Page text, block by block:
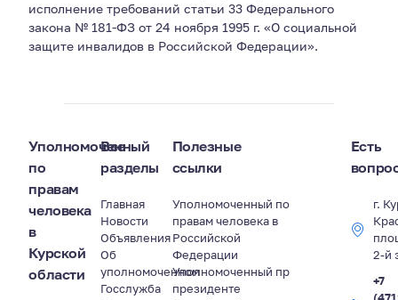
исполнение требований статьи 33 Федерального
закона № 181-ФЗ от 24 ноября 1995 г. «О социальной
защите инвалидов в Российской Федерации».
Уполномоченный
по
правам
человека
в
Курской
области
Все
разделы
Главная
Новости
Объявления
Об
уполномоченном
Госслужба
Полезные
ссылки
Уполномоченный по
правам человека в
Российской
Федерации
Уполномоченный пр
президенте
Есть
г.
2-й
+7